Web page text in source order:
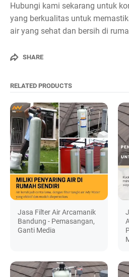
Hubungi kami sekarang untuk
yang berkualitas untuk
air yang sehat dan bersih di
SHARE
RELATED PRODUCTS
Jasa Filter Air Arcamanik
Bandung - Pemasangan,
Ganti Media